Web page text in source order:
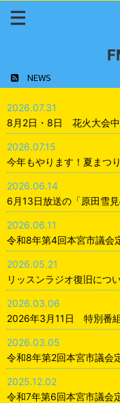
NEWS
2026.07.31
8月2日・8日 花火大会中
2026.07.15
今年もやります！夏まつ
2026.06.14
6月13日放送の「原田雪
2026.06.11
令和8年第4回本宮市議会
2026.05.21
リッスンラジオ復旧につ
2026.03.06
2026年3月11日 特別番
2026.03.05
令和8年第2回本宮市議会
2025.12.02
令和7年第6回本宮市議会